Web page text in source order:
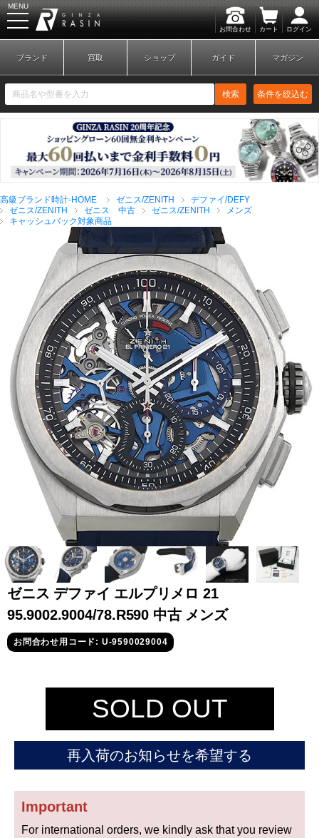
お問合わせ カート ログイン
MENU
新規会員登録 ログイン
ブランドから探す
全てのブランドを見
る
ロレックス
パテック
フィリップ
オーデマピゲ ウブロ カルティエ
セイコー
オメガ
ヴァシュロン
コンスタンタン
チューダー パネライ
ブランド 買取 ショップ ガイド マガジン
検索 条件を絞込む
高級ブランド時計-HOME ゼニス/ZENITH
デファイ/DEFY
ゼニス/ZENITH
ゼニス 中古 ゼニス/ZENITH
メンズ
キャッシュバック対象商品
ゼニス デファイ エルプリメロ 21
95.9002.9004/78.R590 中古 メンズ
お問合わせ用コード: U-9590029004
SOLD OUT
再入荷のお知らせを希望する
Important
For international orders, we kindly ask that you review